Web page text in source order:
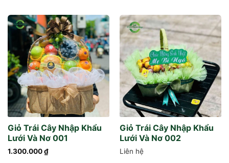
Giỏ Trái Cây Nhập Khẩu
Lưới Và Nơ 001
1.300.000₫
Giỏ Trái Cây Nhập Khẩu
Lưới Và Nơ 002
Liên hệ